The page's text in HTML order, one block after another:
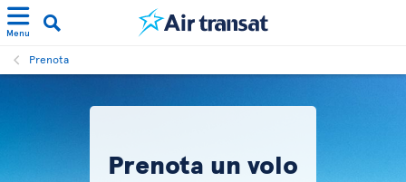
Menu
Prenota
Prenota un volo